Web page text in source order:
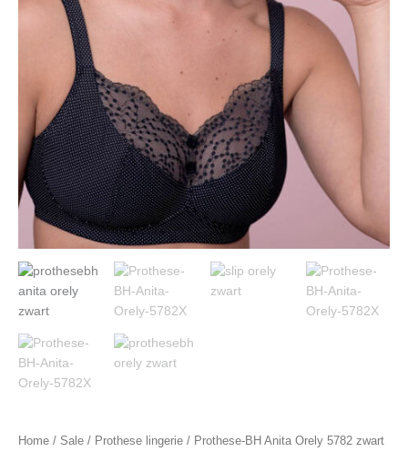
Home / Sale / Prothese lingerie / Prothese-BH Anita Orely 5782 zwart